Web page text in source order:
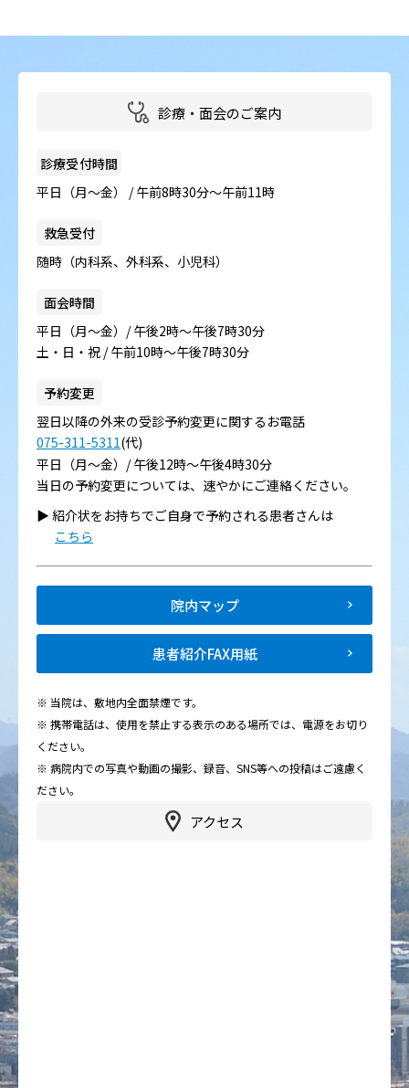
アクセス
診療・面会のご案内
診療受付時間
平日（月～金） / 午前8時30分～午前11時
救急受付
随時（内科系、外科系、小児科）
面会時間
平日（月～金）/ 午後2時～午後7時30分
土・日・祝 / 午前10時～午後7時30分
予約変更
翌日以降の外来の受診予約変更に関するお電話
075-311-5311(代)
平日（月～金）/ 午後12時～午後4時30分
当日の予約変更については、速やかにご連絡ください。
▶︎ 紹介状をお持ちでご自身で予約される患者さんは
こちら
院内マップ
患者紹介FAX用紙
※ 当院は、敷地内全面禁煙です。
※ 携帯電話は、使用を禁止する表示のある場所では、電源をお切り
ください。
※ 病院内での写真や動画の撮影、録音、SNS等への投稿はご遠慮く
ださい。